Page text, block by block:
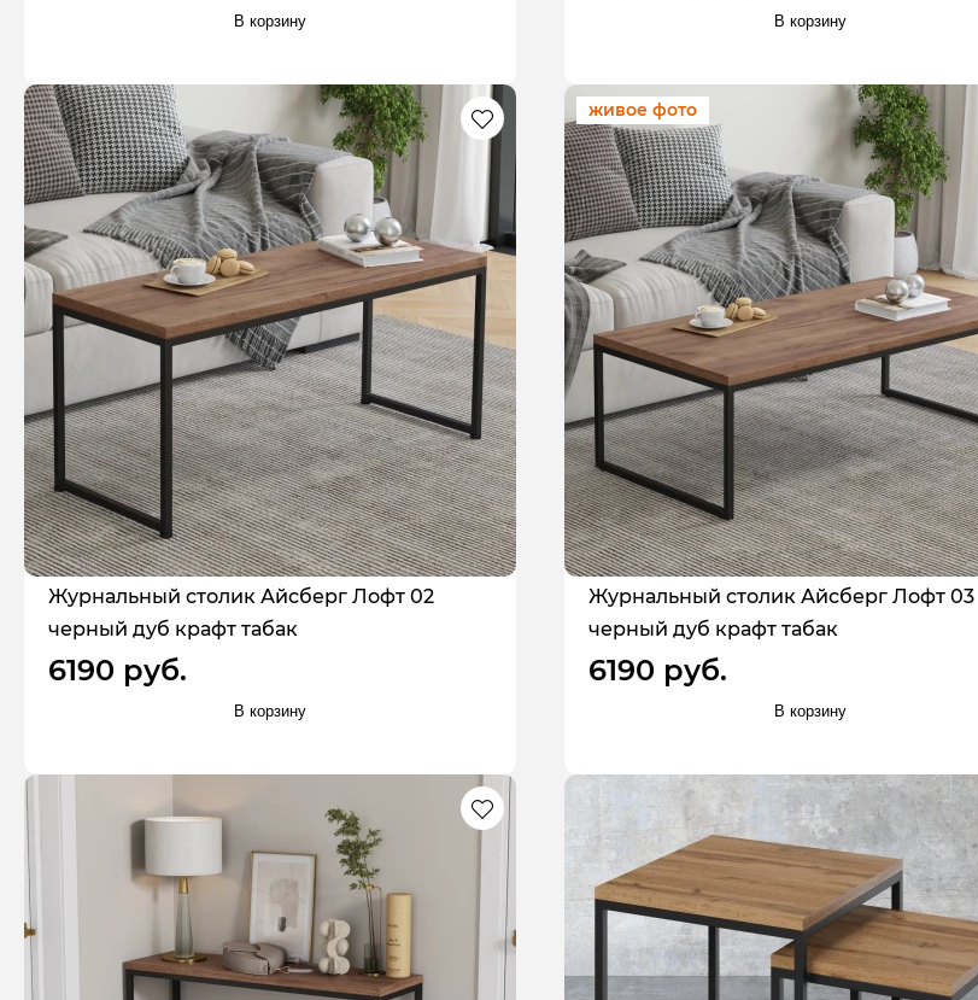
В корзину В корзину
Журнальный столик Айсберг Лофт 02
черный дуб крафт табак
6190 руб.
В корзину
живое фото
Журнальный столик Айсберг Лофт 03
черный дуб крафт табак
6190 руб.
В корзину